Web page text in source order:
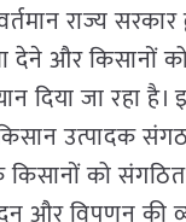
राज्य सरकार
देने और किसानों
दिया जा रहा
उत्पादक
किसानों को